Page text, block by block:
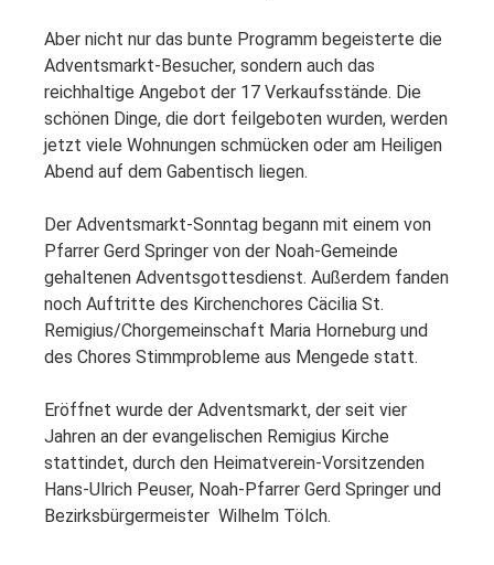
Aber nicht nur das bunte Programm begeisterte die
Adventsmarkt-Besucher, sondern auch das
reichhaltige Angebot der 17 Verkaufsstände. Die
schönen Dinge, die dort feilgeboten wurden, werden
jetzt viele Wohnungen schmücken oder am Heiligen
Abend auf dem Gabentisch liegen.
Der Adventsmarkt-Sonntag begann mit einem von
Pfarrer Gerd Springer von der Noah-Gemeinde
gehaltenen Adventsgottesdienst. Außerdem fanden
noch Auftritte des Kirchenchores Cäcilia St.
Remigius/Chorgemeinschaft Maria Horneburg und
des Chores Stimmprobleme aus Mengede statt.
Eröffnet wurde der Adventsmarkt, der seit vier
Jahren an der evangelischen Remigius Kirche
stattindet, durch den Heimatverein-Vorsitzenden
Hans-Ulrich Peuser, Noah-Pfarrer Gerd Springer und
Bezirksbürgermeister Wilhelm Tölch.